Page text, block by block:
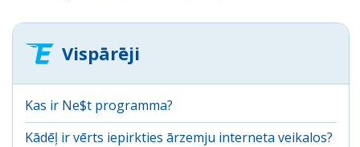
Vispārēji
Kas ir Ne$t programma?
Kādēļ ir vērts iepirkties ārzemju interneta veikalos?